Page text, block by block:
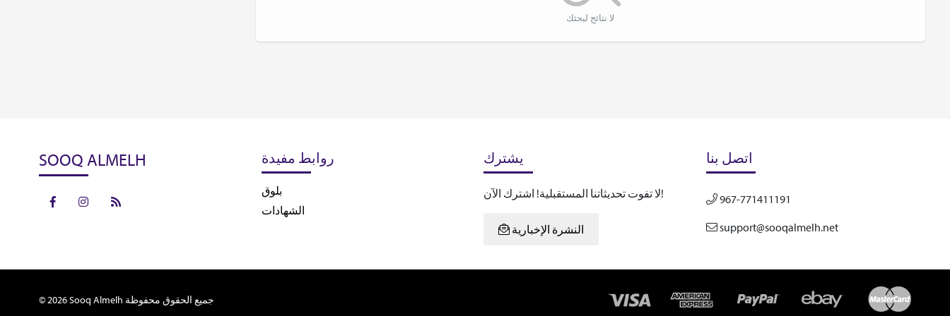
لا نتائج لبحثك
SOOQ ALMELH روابط مفيدة
بلوق
الشهادات
يشترك
لا تفوت تحديثاتنا المستقبلية! اشترك الآن!
النشرة الإخبارية
اتصل بنا
967-771411191
support@sooqalmelh.net
© 2026 Sooq Almelh جميع الحقوق محفوظة